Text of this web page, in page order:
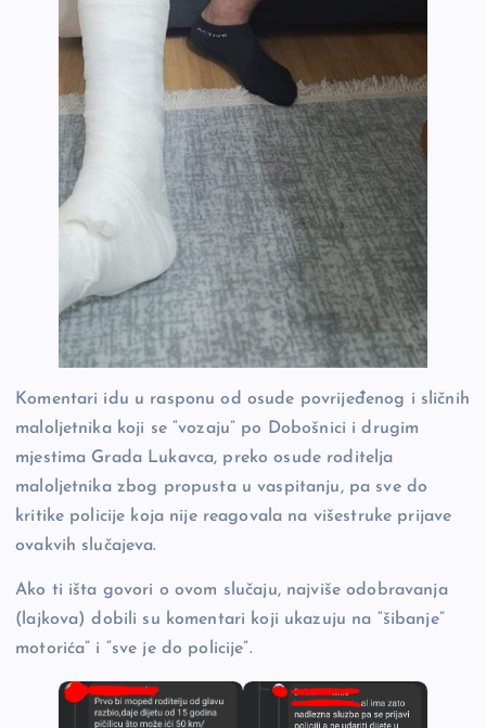
Komentari idu u rasponu od osude povrijeđenog i sličnih
maloljetnika koji se “vozaju” po Dobošnici i drugim
mjestima Grada Lukavca, preko osude roditelja
maloljetnika zbog propusta u vaspitanju, pa sve do
kritike policije koja nije reagovala na višestruke prijave
ovakvih slučajeva.
Ako ti išta govori o ovom slučaju, najviše odobravanja
(lajkova) dobili su komentari koji ukazuju na “šibanje”
motorića” i “sve je do policije”.